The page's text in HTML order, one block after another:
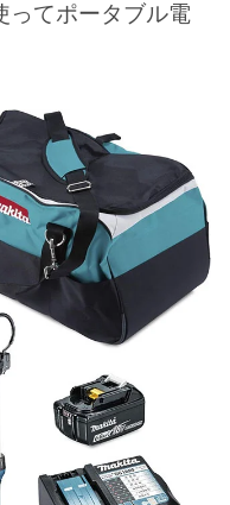
ってポータブル電